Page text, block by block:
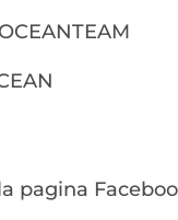
pagina